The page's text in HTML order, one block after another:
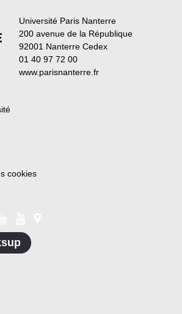
Université Paris Nanterre
200 avenue de la République
92001 Nanterre Cedex
01 40 97 72 00
www.parisnanterre.fr
cookies